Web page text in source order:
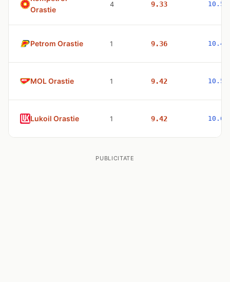
Orastie
4 9.33 10.51
Petrom Orastie 1 9.36 10.47
MOL Orastie 1 9.42 10.53
Lukoil Orastie 1 9.42 10.63
PUBLICITATE